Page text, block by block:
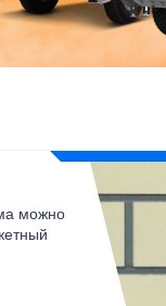
можно
под
Только